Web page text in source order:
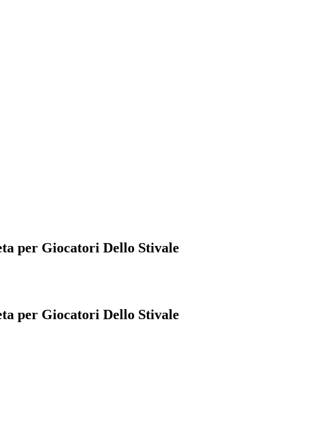
per Giocatori Dello Stivale
per Giocatori Dello Stivale